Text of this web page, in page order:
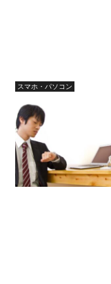
スマホ・パソコン